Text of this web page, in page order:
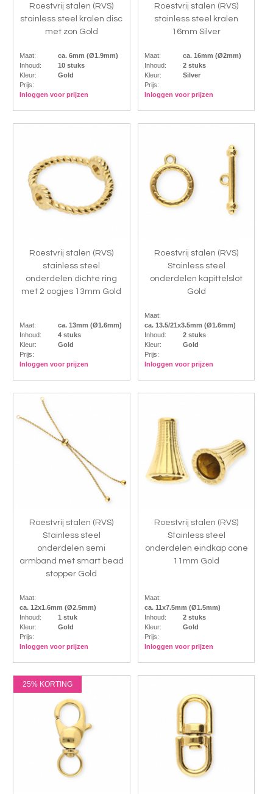
Roestvrij stalen (RVS)
stainless steel kralen disc
met zon Gold
Maat:
ca. 6mm (Ø1.9mm)
Inhoud:
10 stuks
Kleur:
Gold
Prijs:
Inloggen voor prijzen
Roestvrij stalen (RVS)
stainless steel kralen
16mm Silver
Maat:
ca. 16mm (Ø2mm)
Inhoud:
2 stuks
Kleur:
Silver
Prijs:
Inloggen voor prijzen
Roestvrij stalen (RVS)
stainless steel
onderdelen dichte ring
met 2 oogjes 13mm Gold
Maat:
ca. 13mm (Ø1.6mm)
Inhoud:
4 stuks
Kleur:
Gold
Prijs:
Inloggen voor prijzen
Roestvrij stalen (RVS)
Stainless steel
onderdelen kapittelslot
Gold
Maat:
ca. 13.5/21x3.5mm (Ø1.6mm)
Inhoud:
2 stuks
Kleur:
Gold
Prijs:
Inloggen voor prijzen
Roestvrij stalen (RVS)
Stainless steel
onderdelen semi
armband met smart bead
stopper Gold
Maat:
ca. 12x1.6mm (Ø2.5mm)
Inhoud:
1 stuk
Kleur:
Gold
Prijs:
Inloggen voor prijzen
Roestvrij stalen (RVS)
Stainless steel
onderdelen eindkap cone
11mm Gold
Maat:
ca. 11x7.5mm (Ø1.5mm)
Inhoud:
2 stuks
Kleur:
Gold
Prijs:
Inloggen voor prijzen
25% KORTING